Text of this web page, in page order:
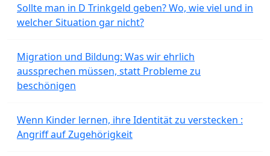
Sollte man in D Trinkgeld geben? Wo, wie viel und in
welcher Situation gar nicht?
Migration und Bildung: Was wir ehrlich
aussprechen müssen, statt Probleme zu
beschönigen
Wenn Kinder lernen, ihre Identität zu verstecken :
Angriff auf Zugehörigkeit